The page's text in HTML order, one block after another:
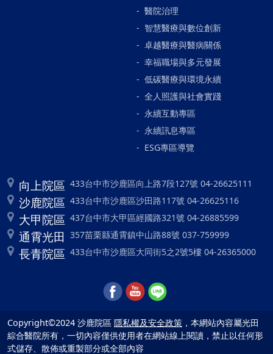
醫院治理
智慧醫療與數位創新
卓越醫療與醫病關係
幸福職場與多元發展
低碳醫療與環境永續
全人照護與社會實踐
永續互動專區
永續訊息專區
ESG專區導覽
向上院區 433台中市沙鹿區向上路7段127號 04-26625111
沙鹿院區 433台中市沙鹿區沙田路117號 04-26625116
大甲院區 437台中市大甲區經國路321號 04-26885599
通霄光田 357苗栗縣通霄鎮中山路88號 037-759999
長青院區 433台中市沙鹿區大同街5之2號5樓 04-26365000
Copyright©2024 沙鹿院區 隱私權及安全政策 ，本網站內容屬光田
綜合醫院所有，一切內容僅供使用者在網站線上閱讀，禁止以任何形
式儲存、散佈或重製部分或全部內容